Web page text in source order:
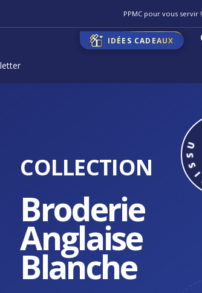
PPMC pour vous servir !
IDÉES CADEAUX
COLLECTION
Broderie
Anglaise
Blanche